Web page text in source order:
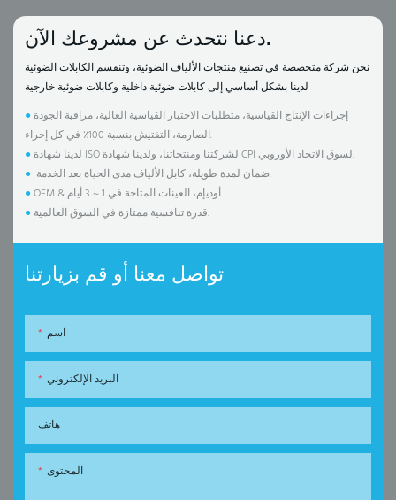
دعنا نتحدث عن مشروعك الآن.
نحن شركة متخصصة في تصنيع منتجات الألياف الضوئية، وتنقسم الكابلات الضوئية
● إجراءات الإنتاج القياسية، متطلبات الاختبار القياسية العالية، مراقبة الجودة
الصارمة، التفتيش بنسبة 100٪ في كل إجراء.
●
لدينا شهادة ISO لشركتنا ومنتجاتنا، ولدينا شهادة CPI لسوق الاتحاد الأوروبي.
●
ضمان لمدة طويلة، كابل الألياف مدى الحياة بعد الخدمة.
●
OEM & أوديإم، العينات المتاحة في 1 ~ 3 أيام.
●
قدرة تنافسية ممتازة في السوق العالمية.
تواصل معنا أو قم بزيارتنا
اسم
البريد الإلكتروني
هاتف
المحتوى